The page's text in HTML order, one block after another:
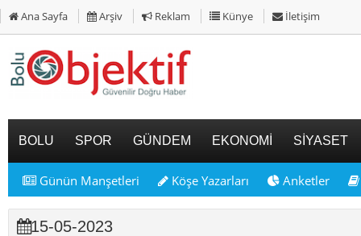
Ana Sayfa Arşiv Reklam Künye İletişim
BOLU SPOR GÜNDEM EKONOMİ SİYASET
Günün Manşetleri Köşe Yazarları Anketler
15-05-2023